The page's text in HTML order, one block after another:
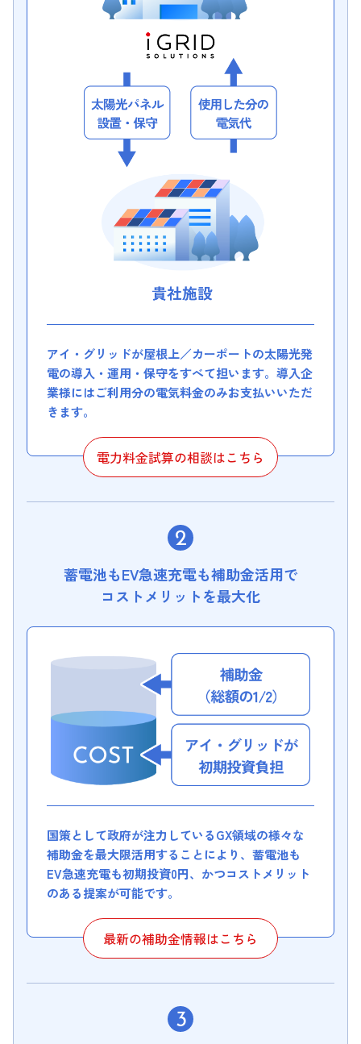
アイ・グリッドが屋根上／カーポートの太陽光発
電の導入・運用・保守をすべて担います。導入企
業様にはご利用分の電気料金のみお支払いいただ
きます。
電力料金試算の相談はこちら
蓄電池もEV急速充電も補助金活用で
コストメリットを最大化
国策として政府が注力しているGX領域の様々な
補助金を最大限活用することにより、蓄電池も
EV急速充電も初期投資0円、かつコストメリット
のある提案が可能です。
最新の補助金情報はこちら